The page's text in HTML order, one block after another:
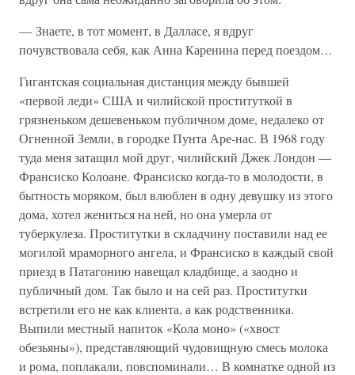
— Знаете, в тот момент, в Далласе, я вдруг
почувствовала себя, как Анна Каренина перед поездом…
Гигантская социальная дистанция между бывшей
«первой леди» США и чилийской проституткой в
грязненьком дешевеньком публичном доме, недалеко от
Огненной Земли, в городке Пунта Аре-нас. В 1968 году
туда меня затащил мой друг, чилийский Джек Лондон —
Франсиско Колоане. Франсиско когда-то в молодости, в
бытность моряком, был влюблен в одну девушку из этого
дома, хотел жениться на ней, но она умерла от
туберкулеза. Проститутки в складчину поставили над ее
могилой мраморного ангела, и Франсиско в каждый свой
приезд в Патагонию навещал кладбище, а заодно и
публичный дом. Так было и на сей раз. Проститутки
встретили его не как клиента, а как родственника.
Выпили местный напиток «Кола моно» («хвост
обезьяны»), представляющий чудовищную смесь молока
и рома, поплакали, повспоминали… В комнатке одной из